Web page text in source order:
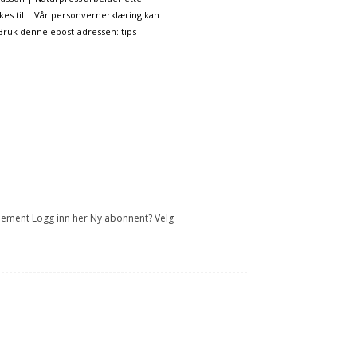
til | Vår personvernerklæring kan
denne epost-adressen: tips-
Logg inn her Ny abonnent? Velg